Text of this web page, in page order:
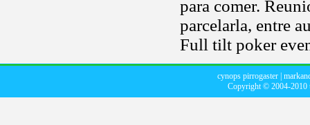
para comer.
parcelarla, entre
Full tilt poker
cynops pirrogaster|
Copyright © 2004-2010